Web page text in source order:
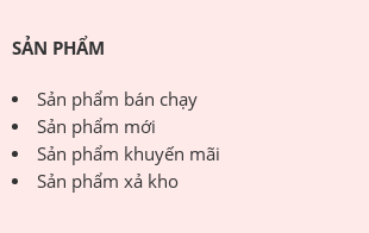
SẢN PHẨM
Sản phẩm bán chạy
Sản phẩm mới
Sản phẩm khuyến mãi
Sản phẩm xả kho